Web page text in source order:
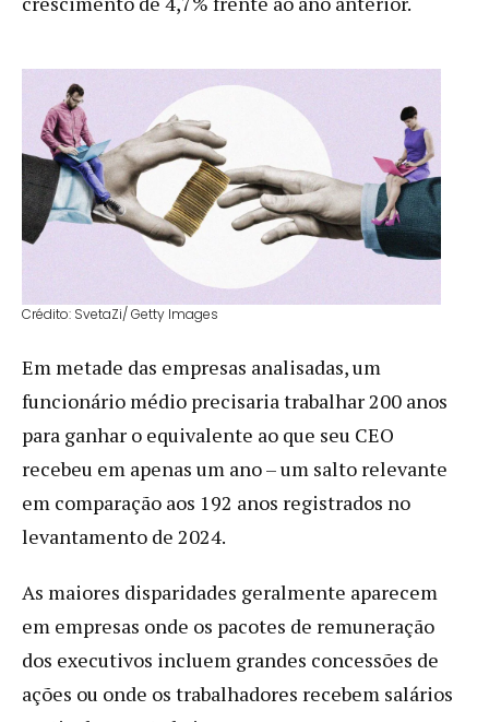
Crédito: SvetaZi/ Getty Images
Em metade das empresas analisadas, um
funcionário médio precisaria trabalhar 200 anos
para ganhar o equivalente ao que seu CEO
recebeu em apenas um ano – um salto relevante
em comparação aos 192 anos registrados no
levantamento de 2024.
As maiores disparidades geralmente aparecem
em empresas onde os pacotes de remuneração
dos executivos incluem grandes concessões de
ações ou onde os trabalhadores recebem salários